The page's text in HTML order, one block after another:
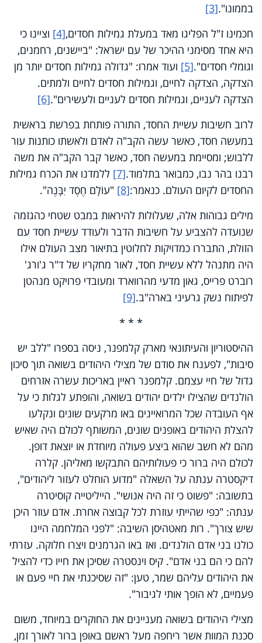
בממונו".[3]
חכמינו ז"ל הפליגו מאד במעלת גמילות חסדים,[4] וציינו כי
היא אחד מסימני ההיכר של עם ישראל: "ביישנים, רחמנים,
וגומלי חסדים".[5] ועוד אמרו: "גדולה גמילות חסדים יותר מן
הצדקה, הצדקה לחיים, וגמילות חסדים לחיים ולמתים.
הצדקה לעניים, וגמילות חסדים לעניים ולעשירים".[6]
לרוב חשיבות עשיית החסד, התורה פותחת בפרשת בראשית
במעשה חסד, כאשר עשה הקב"ה לאדם ולאשתו כותנות עור
ללבוש; ומסיימת במעשה חסד, כאשר קבר הקב"ה את משה
רבנו בהר נבו, כמבואר בתלמוד.[7] ללמדנו את הכרח גמילות
החסדים לקיום העולם. כנאמר:[8] "עוֹלָם חֶסֶד יִבָּנֶה".
מילים גבוהות אלה, שעלולות להיראות במבט שטחי כהגזמה
שנועדה להצביע על חשיבות הדבר ולעודד עשיית חסד עם
הזולת, התבררו כמדויקות לחלוטין בתיאור מצב העולם אילו
היה מתנהל ללא עשיית חסד, לאור מחקריו של ד"ר ג'ורג'
רוברט פרייס, גאון מדעי מהרווארד ומעובדי פרויקט מנהטן
לפיתוח נשק גרעיני בארה"ב.[9]
* * *
ההיסטוריון והעיתונאי מארק קלמפנר, ניסה בספרו "ללב יש
סיבות", לפענח את סודם של מצילי היהודים בשואה תוך סיכון
גדול של חיי עצמם. קלמפנר ראיין באריכות עשרה אזרחים
הולנדים שהצילו ילדים יהודים בשואה, והופתע לגלות כי על
אף העובדה שכל המרואיינים באו מרקעים שונים ונקלעו
להצלת היהודים באופנים שונים, המשותף לכולם היה שאיש
מהם לא חשב שהוא ביצע פעולה מיוחדת או יוצאת דופן.
לכולם היה ברור כי פעולותיהם התבקשו מאליהן. קלרה
דיקסטרה ענתה על השאלה "מדוע הוחלט לעזור ליהודים",
בתשובה: "פשוט כי זה היה אנושי". הייליטייה קוסיטרה
ענתה: "כפי שהייתי עוזרת לכל קבוצה אחרת. אדם עוזר היכן
שיש צורך". רות מאטהיסן השיבה: "לפני המלחמה היינו
כולנו בני אדם הולנדים. ואז באו הגרמנים ויצרו חלוקה. עזרתי
להם כי הם בני אדם". קיס וינסטרה שסיכן את חייו כדי להציל
את היהודים עליהם שמר, טען: "זה שסיכנתי את חיי פעם או
פעמיים, לא הופך אותי לגיבור".
מצילי היהודים בשואה מעניינים את החוקרים במיוחד, משום
סכנת המוות אשר ריחפה מעל ראשם באופן ברור לאורך זמן,